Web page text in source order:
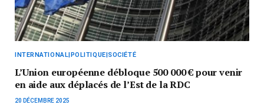
INTERNATIONAL|POLITIQUE|SOCIÉTÉ
L’Union européenne débloque 500 000 € pour venir
en aide aux déplacés de l’Est de la RDC
20 DÉCEMBRE 2025